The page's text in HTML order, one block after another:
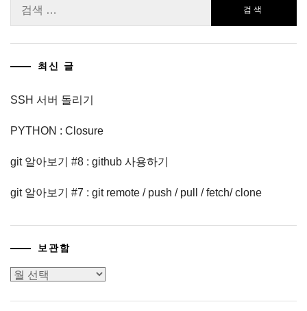
최신 글
SSH 서버 돌리기
PYTHON : Closure
git 알아보기 #8 : github 사용하기
git 알아보기 #7 : git remote / push / pull / fetch/ clone
보관함
보